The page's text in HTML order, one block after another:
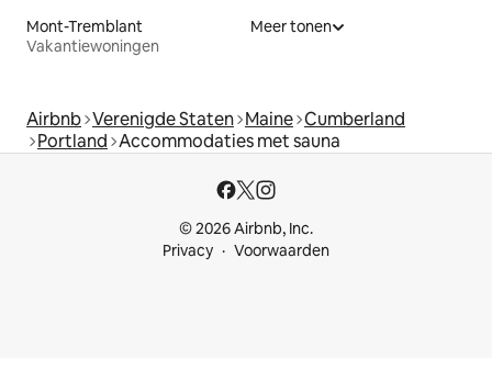
Mont-Tremblant
Vakantiewoningen
Meer tonen
Airbnb Verenigde Staten Maine Cumberland
Portland Accommodaties met sauna
© 2026 Airbnb, Inc.
Privacy
Voorwaarden